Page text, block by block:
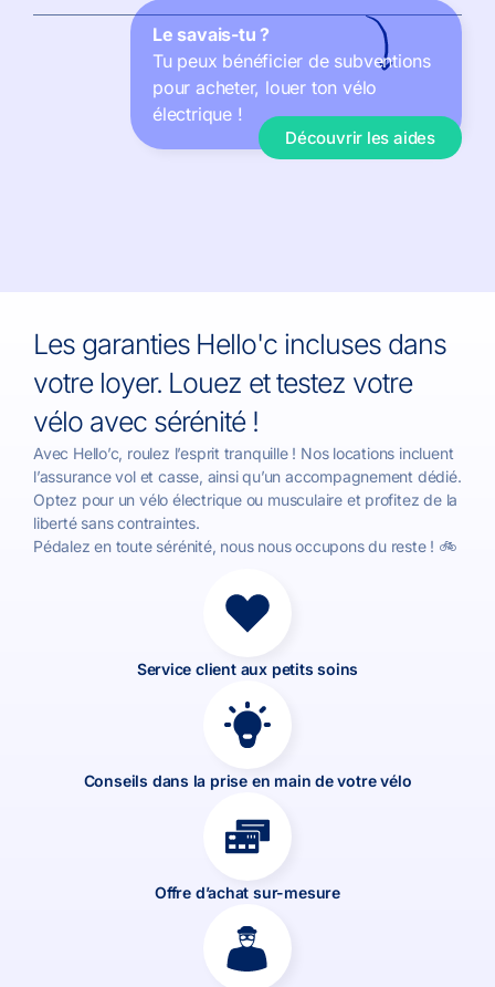
Le savais-tu ?
Tu peux bénéficier de subventions
pour acheter, louer ton vélo
électrique !
Découvrir les aides
Les garanties Hello'c incluses dans
votre loyer. Louez et testez votre
vélo avec sérénité !
Avec Hello’c, roulez l’esprit tranquille ! Nos locations incluent
l’assurance vol et casse, ainsi qu’un accompagnement dédié.
Optez pour un vélo électrique ou musculaire et profitez de la
liberté sans contraintes.
Pédalez en toute sérénité, nous nous occupons du reste ! 🚲
Service client aux petits soins
Conseils dans la prise en main de votre vélo
Offre d’achat sur-mesure